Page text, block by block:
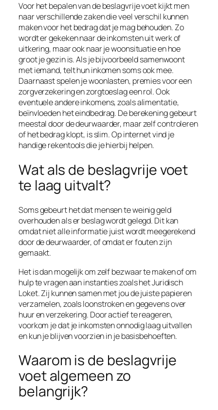
Voor het bepalen van de beslagvrije voet kijkt men
naar verschillende zaken die veel verschil kunnen
maken voor het bedrag dat je mag behouden. Zo
wordt er gekeken naar de inkomsten uit werk of
uitkering, maar ook naar je woonsituatie en hoe
groot je gezin is. Als je bijvoorbeeld samenwoont
met iemand, telt hun inkomen soms ook mee.
Daarnaast spelen je woonlasten, premies voor een
zorgverzekering en zorgtoeslag een rol. Ook
eventuele andere inkomens, zoals alimentatie,
beïnvloeden het eindbedrag. De berekening gebeurt
meestal door de deurwaarder, maar zelf controleren
of het bedrag klopt, is slim. Op internet vind je
handige rekentools die je hierbij helpen.
Wat als de beslagvrije voet
te laag uitvalt?
Soms gebeurt het dat mensen te weinig geld
overhouden als er beslag wordt gelegd. Dit kan
omdat niet alle informatie juist wordt meegerekend
door de deurwaarder, of omdat er fouten zijn
gemaakt.
Het is dan mogelijk om zelf bezwaar te maken of om
hulp te vragen aan instanties zoals het Juridisch
Loket. Zij kunnen samen met jou de juiste papieren
verzamelen, zoals loonstroken en gegevens over
huur en verzekering. Door actief te reageren,
voorkom je dat je inkomsten onnodig laag uitvallen
en kun je blijven voorzien in je basisbehoeften.
Waarom is de beslagvrije
voet algemeen zo
belangrijk?